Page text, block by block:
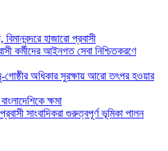
হাজারো প্রবাসী
কর্মীদের আইনগত সেবা নিশ্চিতকরণে
গোষ্ঠীর অধিকার সুরক্ষায় আরো তৎপর হওয়ার
ক্ষমা
প্রবাসী সাংবাদিকরা গুরুত্বপূর্ণ ভূমিকা পালন